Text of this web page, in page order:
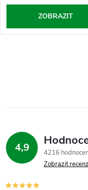
ZOBRAZIT
4,9
4216
Zobrazit